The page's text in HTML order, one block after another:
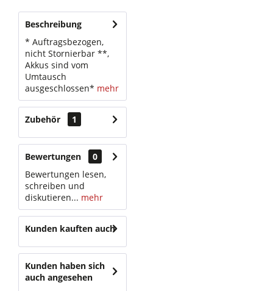
Beschreibung
* Auftragsbezogen,
nicht Stornierbar **,
Akkus sind vom
Umtausch
ausgeschlossen* mehr
Zubehör 1
Bewertungen
0
Bewertungen lesen,
schreiben und
diskutieren... mehr
Kunden kauften auch
Kunden haben sich
auch angesehen